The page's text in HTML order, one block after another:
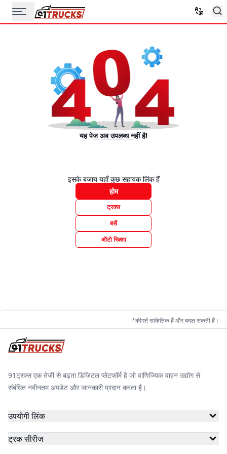
यह पेज अब उपलब्ध नहीं है!
इसके बजाय यहाँ कुछ सहायक लिंक हैं
होम
ट्रक्स
बसें
ऑटो रिक्शा
*कीमतें सांकेतिक हैं और बदल सकती हैं।
91ट्रक्स एक तेजी से बढ़ता डिजिटल प्लेटफॉर्म है जो वाणिज्यिक वाहन उद्योग से
संबंधित नवीनतम अपडेट और जानकारी प्रदान करता है।
उपयोगी लिंक
ट्रक सीरीज